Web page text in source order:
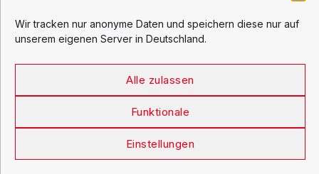
Wir tracken nur anonyme Daten und speichern diese nur auf
unserem eigenen Server in Deutschland.
Alle zulassen
Funktionale
Einstellungen